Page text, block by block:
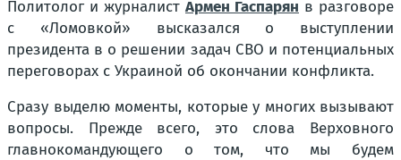
Политолог и журналист Армен Гаспарян в разговоре
с «Ломовкой» высказался о выступлении
президента в о решении задач СВО и потенциальных
переговорах с Украиной об окончании конфликта.
Сразу выделю моменты, которые у многих вызывают
вопросы. Прежде всего, это слова Верховного
главнокомандующего о том, что мы будем